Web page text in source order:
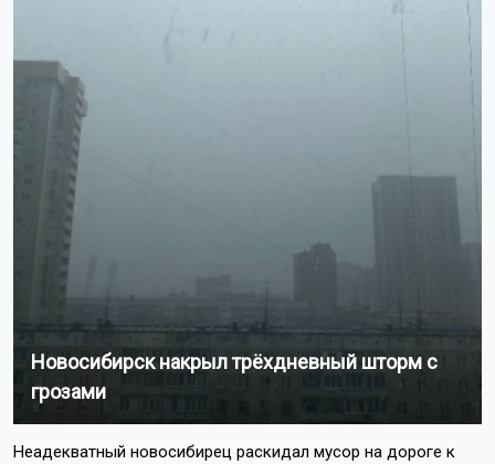
Новосибирск накрыл трёхдневный шторм с
грозами
Неадекватный новосибирец раскидал мусор на дороге к